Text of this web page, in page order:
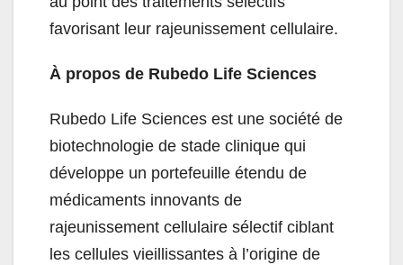
favorisant leur rajeunissement cellulaire.
À propos de Rubedo Life Sciences
Rubedo Life Sciences est une société de
biotechnologie de stade clinique qui
développe un portefeuille étendu de
médicaments innovants de
rajeunissement cellulaire sélectif ciblant
les cellules vieillissantes à l’origine de